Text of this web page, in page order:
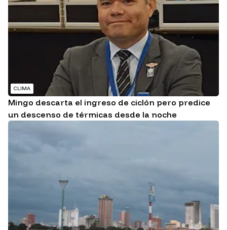
CLIMA
Mingo descarta el ingreso de ciclón pero predice
un descenso de térmicas desde la noche